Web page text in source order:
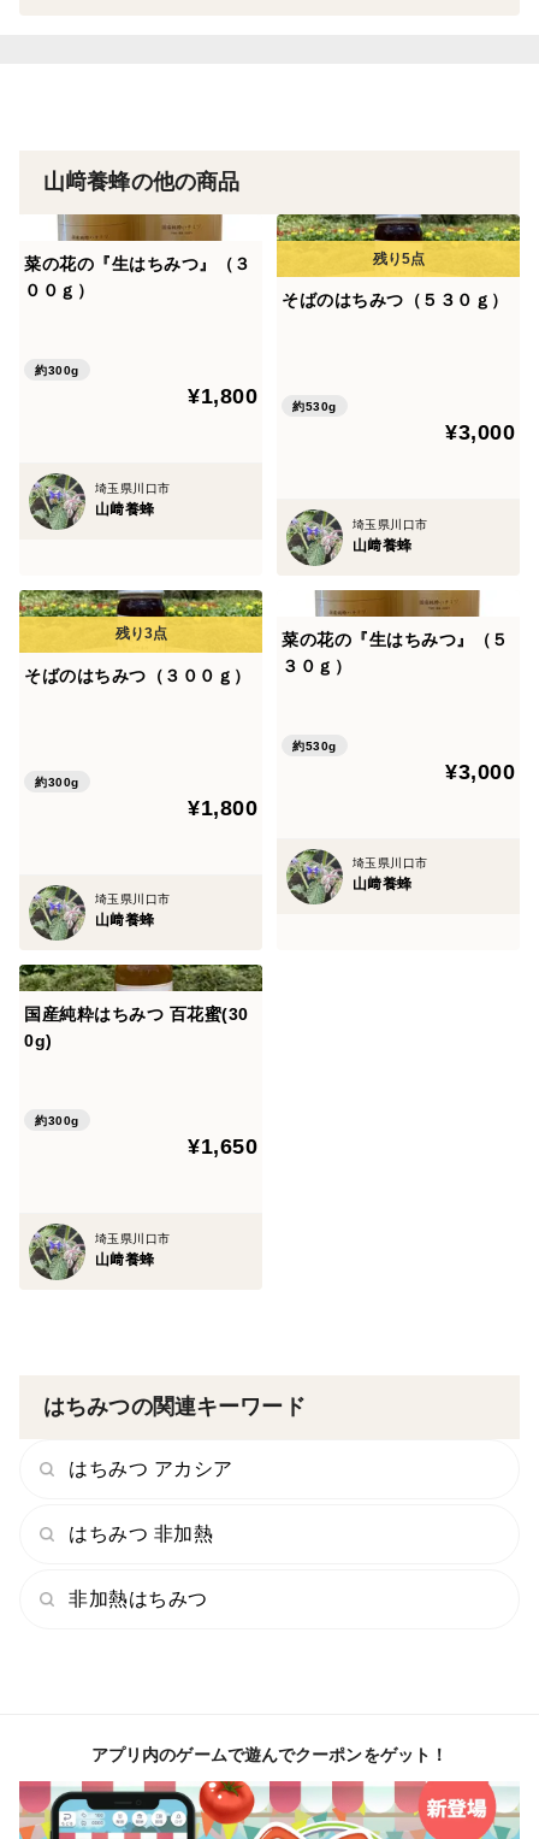
ですので安心してお召し上がり下さい。
山﨑養蜂の他の商品
菜の花の『生はちみつ』（３
００ｇ）
約300g
¥1,800
埼玉県川口市
山﨑養蜂
そばのはちみつ（５３０ｇ）
約530g
¥3,000
埼玉県川口市
山﨑養蜂
そばのはちみつ（３００ｇ）
約300g
¥1,800
埼玉県川口市
山﨑養蜂
菜の花の『生はちみつ』（５
３０ｇ）
約530g
¥3,000
埼玉県川口市
山﨑養蜂
国産純粋はちみつ 百花蜜(30
0g)
約300g
¥1,650
埼玉県川口市
山﨑養蜂
はちみつの関連キーワード
はちみつ アカシア
はちみつ 非加熱
非加熱はちみつ
アプリ内のゲームで遊んでクーポンをゲット！